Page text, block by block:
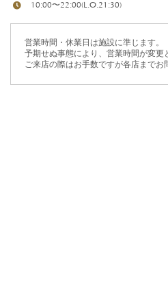
10:00〜22:00(L.O.21:30)
営業時間・休業日は施設に準じます。
予期せぬ事態により、営業時間が変更
ご来店の際はお手数ですが各店までお